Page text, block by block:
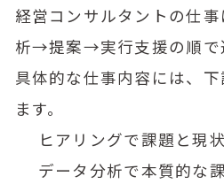
経営コンサルタントの仕
析→提案→実行支援の順で
具体的な仕事内容には、
ます。
ヒアリングで課題と現
データ分析で本質的な